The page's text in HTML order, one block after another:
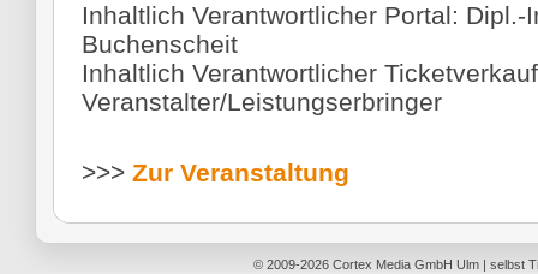
Inhaltlich Verantwortlicher Portal: Dipl.-
Buchenscheit
Inhaltlich Verantwortlicher
Veranstalter/Leistungserbringer
>>> Zur Veranstaltung
© 2009-2026 Cortex Media GmbH Ulm | selbst